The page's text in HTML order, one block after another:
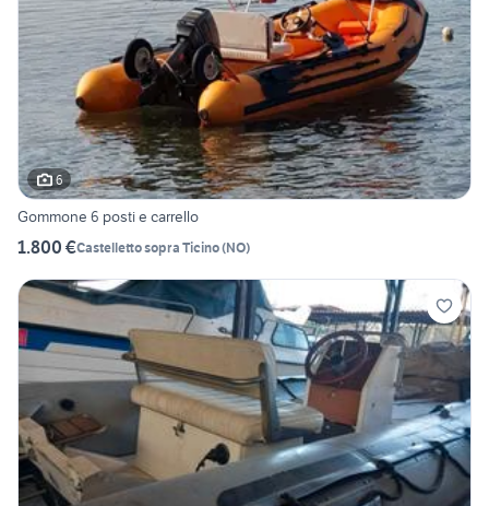
6
Gommone 6 posti e carrello
1.800 €Castelletto sopra Ticino(NO)